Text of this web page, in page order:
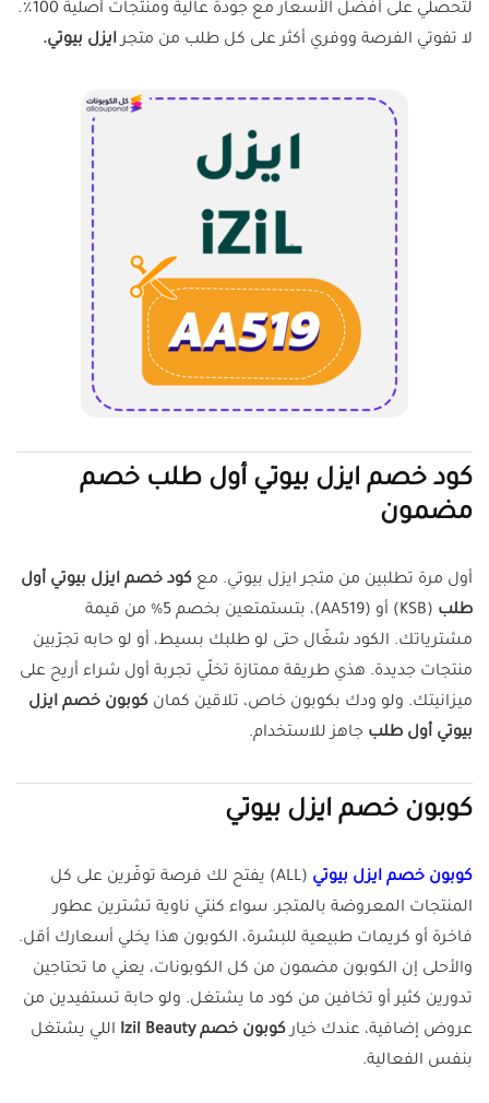
لتحصلي على أفضل الأسعار مع جودة عالية ومنتجات أصلية 100٪.
لا تفوتي الفرصة ووفري أكثر على كل طلب من متجرايزل بيوتي.
كود خصم ايزل بيوتي أول طلب خصم
مضمون
أول مرة تطلبين من متجر ايزل بيوتي. مع كود خصم ايزل بيوتي أول
طلب
(KSB) أو (AA519)، بتستمتعين بخصم 5% من قيمة
مشترياتك. الكود شغّال حتى لو طلبك بسيط، أو لو حابه تجرّبين
منتجات جديدة. هذي طريقة ممتازة تخلّي تجربة أول شراء أريح على
ميزانيتك. ولو ودك بكوبون خاص، تلاقين كمان كوبون خصم ايزل
بيوتي أول طلب جاهز للاستخدام.
كوبون خصم ايزل بيوتي
كوبون خصم ايزل بيوتي
(ALL) يفتح لك فرصة توفّرين على كل
المنتجات المعروضة بالمتجر. سواء كنتي ناوية تشترين عطور
فاخرة أو كريمات طبيعية للبشرة، الكوبون هذا يخلي أسعارك أقل.
والأحلى إن الكوبون مضمون من كل الكوبونات، يعني ما تحتاجين
تدورين كثير أو تخافين من كود ما يشتغل. ولو حابة تستفيدين من
عروض إضافية، عندك خياركوبون خصم Izil Beauty
اللي يشتغل
بنفس الفعالية.